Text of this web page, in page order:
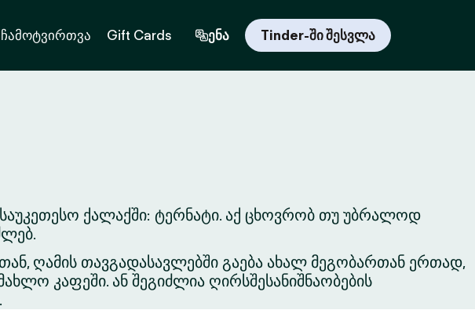
ჩამოტვირთვა Gift Cards ენა Tinder-ში შესვლა
ქალაქში: ტერნატი. აქ ცხოვრობ თუ უბრალოდ
ღამის თავგადასავლებში გაება ახალ მეგობართან ერთად,
კაფეში. ან შეგიძლია ღირსშესანიშნაობების